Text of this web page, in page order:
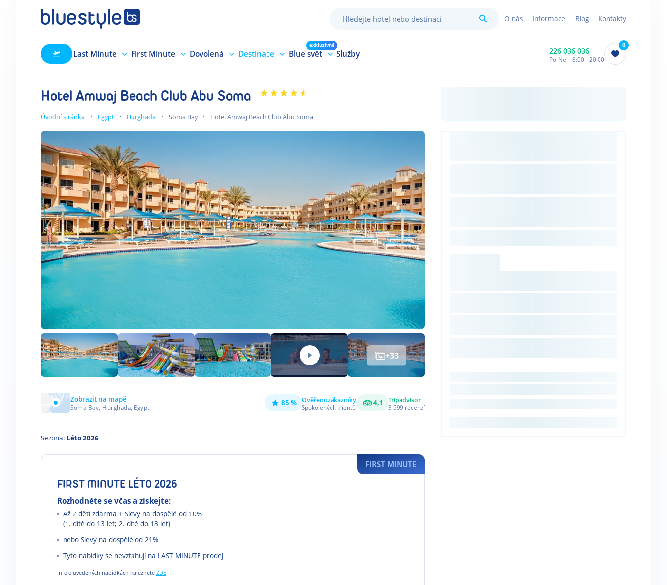
HledatO nás Informace Blog Kontakty
Last Minute First Minute Dovolená Destinace Blue svět
exkluzivně
Služby 226 036 036
Po-Ne 8:00 - 20:00
0
Hotel Amwaj Beach Club Abu Soma
Úvodní stránka Egypt Hurghada Soma Bay Hotel Amwaj Beach Club Abu Soma
+33
Zobrazit na mapě
Soma Bay, Hurghada, Egypt 85 % Ověřenozákazníky
Spokojených klientů 4,1 Tripadvisor
3 599 recenzí
Sezona: Léto 2026
FIRST MINUTE LÉTO 2026
Rozhodněte se včas a získejte:
Až 2 děti zdarma + Slevy na dospělé od 10%
(1. dítě do 13 let; 2. dítě do 13 let)
nebo Slevy na dospělé od 21%
Tyto nabídky se nevztahují na LAST MINUTE prodej
Info o uvedených nabídkách naleznete ZDE
FIRST MINUTE